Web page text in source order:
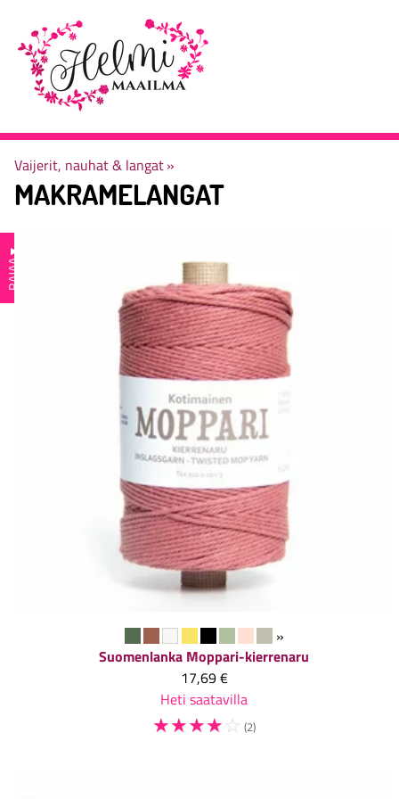
Vaijerit, nauhat & langat‪»
MAKRAMELANGAT
RAJAA
▼
»
Suomenlanka Moppari-kierrenaru
17,69 €
Heti saatavilla
☆☆☆☆☆ (2)